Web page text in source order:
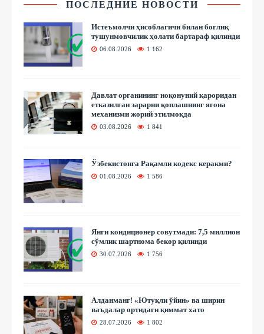
ПОСЛЕДНИЕ НОВОСТИ
Истеъмолчи ҳисоблагичи билан боғлиқ
тушунмовчилик ҳолати бартараф қилинди
06.08.2026 1 162
Давлат органининг ноқонуний қароридан
етказилган зарарни қоплашнинг ягона
механизми жорий этилмоқда
03.08.2026 1 841
Ўзбекистонга Рақамли кодекс керакми?
01.08.2026 1 586
Янги кондиционер совутмади: 7,5 миллион
сўмлик шартнома бекор қилинди
30.07.2026 1 756
Алданманг! «Ютуқли ўйин» ва ширин
ваъдалар ортидаги қиммат хато
28.07.2026 1 802